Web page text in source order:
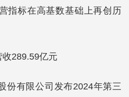
指标在高基数基础上再创历
289.59亿元
份有限公司发布2024年第三